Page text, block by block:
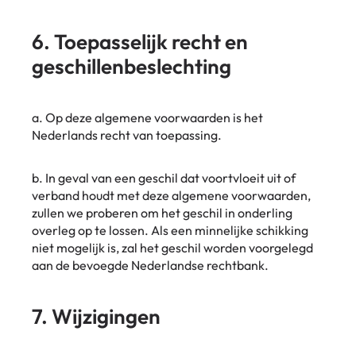
6. Toepasselijk recht en
geschillenbeslechting
a. Op deze algemene voorwaarden is het
Nederlands recht van toepassing.
b. In geval van een geschil dat voortvloeit uit of
verband houdt met deze algemene voorwaarden,
zullen we proberen om het geschil in onderling
overleg op te lossen. Als een minnelijke schikking
niet mogelijk is, zal het geschil worden voorgelegd
aan de bevoegde Nederlandse rechtbank.
7. Wijzigingen